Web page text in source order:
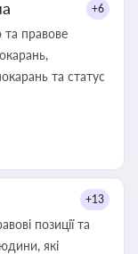
+6
та правове
та статус
+13
позиції та
які